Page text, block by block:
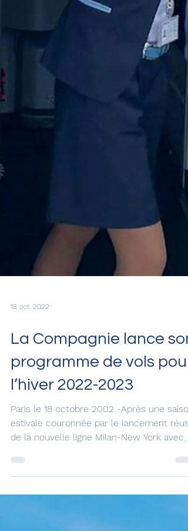
18 oct. 2022
La Compagnie lance son
programme de vols pour
l’hiver 2022-2023